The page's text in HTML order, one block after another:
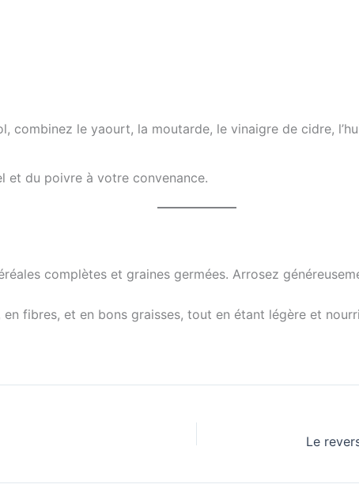
combinez le yaourt, la moutarde, le vinaigre de cidre,
et du poivre à votre convenance.
complètes et graines germées. Arrosez
fibres, et en bons graisses, tout en étant légère et